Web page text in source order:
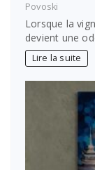
Povoski
Lorsque la
devient une
Lire la suite